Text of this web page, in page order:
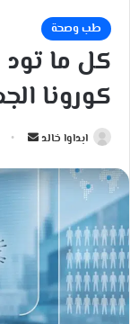
طب وصحة
كل ما
كورونا
ابداوا خالد
س
د
ا